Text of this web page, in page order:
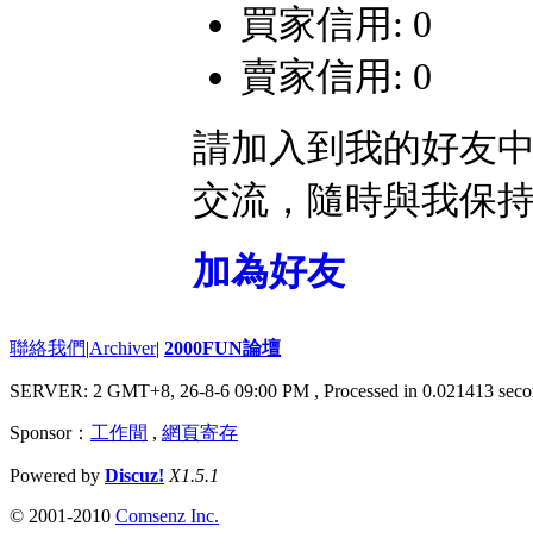
買家信用: 0
賣家信用: 0
請加入到我的好友
交流，隨時與我保
加為好友
聯絡我們|Archiver| 2000FUN論壇
SERVER: 2 GMT+8, 26-8-6 09:00 PM , Processed in 0.021413
Sponsor： 工作間 , 網頁寄存
Powered by Discuz! X1.5.1
© 2001-2010 Comsenz Inc.